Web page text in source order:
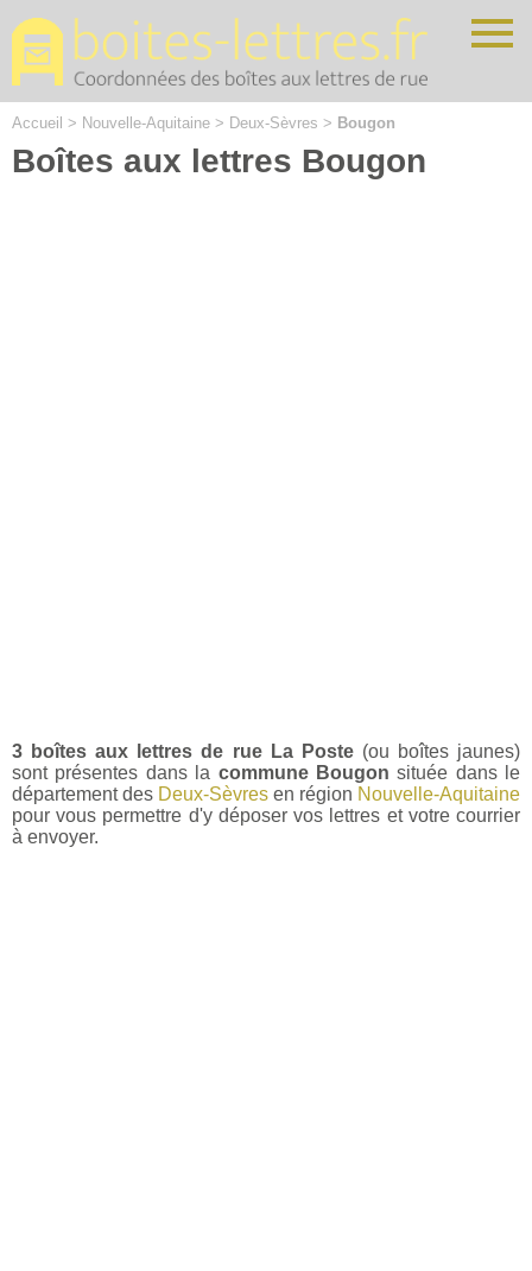
Accueil > Nouvelle-Aquitaine > Deux-Sèvres > Bougon
Boîtes aux lettres Bougon
3 boîtes aux lettres de rue La Poste(ou boîtes jaunes)
sont présentes dans la commune Bougon située dans le
département des Deux-Sèvres en région Nouvelle-Aquitaine
pour vous permettre d'y déposer vos lettres et votre courrier
à envoyer.